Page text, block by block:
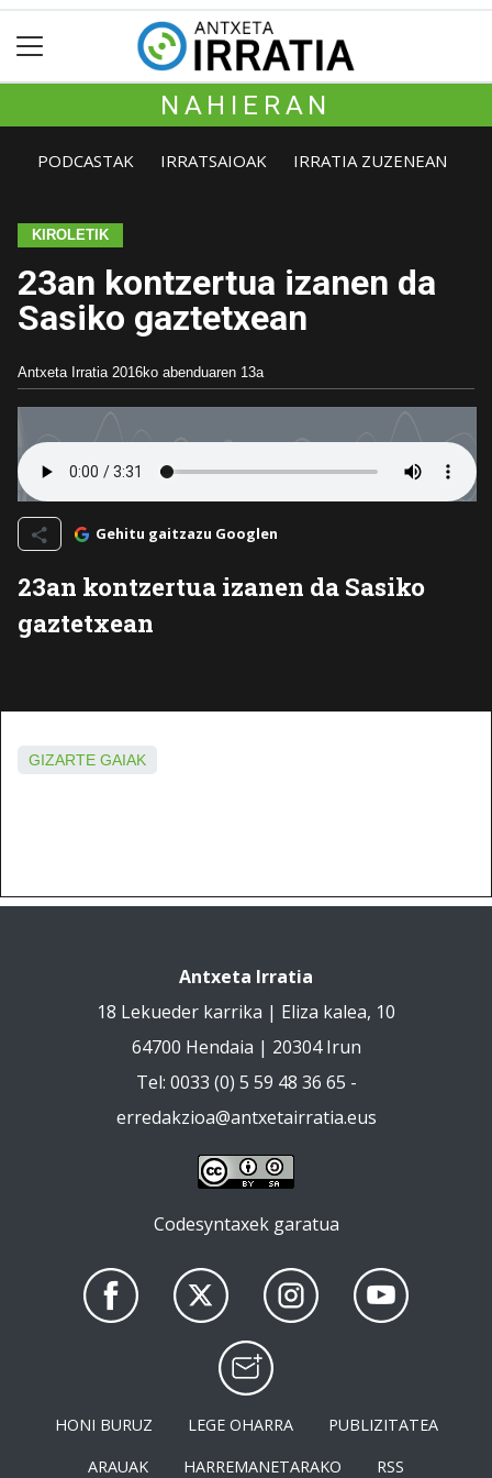
NAHIERAN
PODCASTAK IRRATSAIOAK IRRATIA ZUZENEAN
KIROLETIK
23an kontzertua izanen da
Sasiko gaztetxean
Antxeta Irratia 2016ko abenduaren 13a
Gehitu gaitzazu Googlen
23an kontzertua izanen da Sasiko
gaztetxean
GIZARTE GAIAK
Antxeta Irratia
18 Lekueder karrika | Eliza kalea, 10
64700 Hendaia | 20304 Irun
Tel: 0033 (0) 5 59 48 36 65 -
erredakzioa@antxetairratia.eus
Codesyntaxek garatua
HONI BURUZ LEGE OHARRA
PUBLIZITATEA
ARAUAK
HARREMANETARAKO RSS